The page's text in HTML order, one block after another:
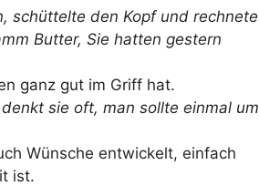
schüttelte den Kopf und rechnete
Butter, Sie hatten gestern
ganz gut im Griff hat.
sie oft, man sollte einmal um
Wünsche entwickelt, einfach
ist.